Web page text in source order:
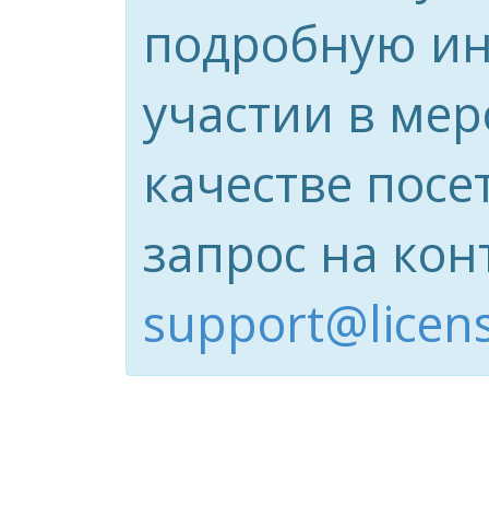
подробную
участии в
качестве
запрос на